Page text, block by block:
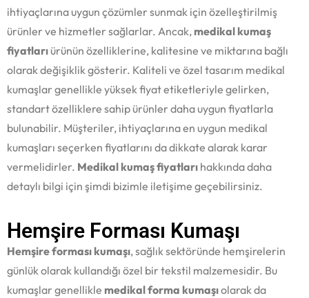
ihtiyaçlarına uygun çözümler sunmak için özelleştirilmiş
ürünler ve hizmetler sağlarlar. Ancak, medikal kumaş
fiyatları ürünün özelliklerine, kalitesine ve miktarına bağlı
olarak değişiklik gösterir. Kaliteli ve özel tasarım medikal
kumaşlar genellikle yüksek fiyat etiketleriyle gelirken,
standart özelliklere sahip ürünler daha uygun fiyatlarla
bulunabilir. Müşteriler, ihtiyaçlarına en uygun medikal
kumaşları seçerken fiyatlarını da dikkate alarak karar
vermelidirler. Medikal kumaş fiyatları hakkında daha
detaylı bilgi için şimdi bizimle iletişime geçebilirsiniz.
Hemşire Forması Kumaşı
Hemşire forması kumaşı, sağlık sektöründe hemşirelerin
günlük olarak kullandığı özel bir tekstil malzemesidir. Bu
kumaşlar genellikle medikal forma kumaşıolarak da